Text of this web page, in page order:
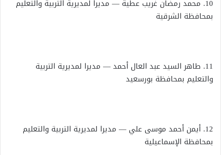
10. محمد رمضان غريب عطية — مديرا لمديرية التربية والتعليم
بمحافظة الشرقية
11. طاهر السيد عبد العال أحمد — مديرا لمديرية التربية
والتعليم بمحافظة بورسعيد
12. أيمن أحمد موسى علي — مديرا لمديرية التربية والتعليم
بمحافظة الإسماعيلية